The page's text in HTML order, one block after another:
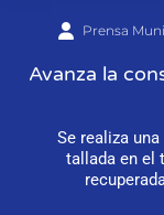
Prensa
Avanza la
Se realiza
tallada en el